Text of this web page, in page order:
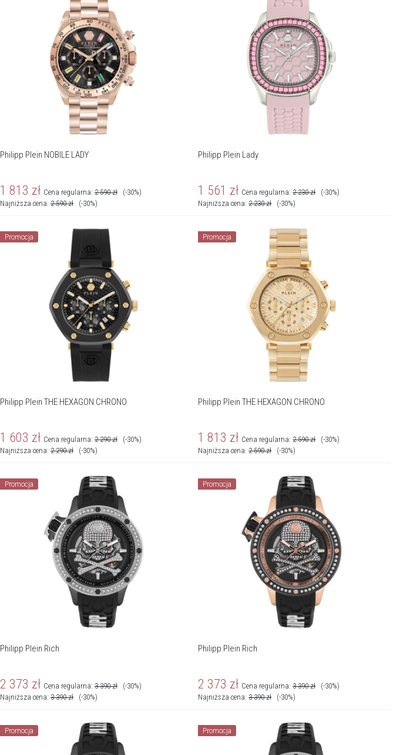
Philipp Plein NOBILE LADY
1 813 zł Cena regularna:2 590 zł
(-30%)
Najniższa cena:2 590 zł (-30%)
Philipp Plein Lady
1 561 zł Cena regularna:2 230 zł
(-30%)
Najniższa cena:2 230 zł (-30%)
Promocja
Philipp Plein THE HEXAGON CHRONO
1 603 zł Cena regularna:2 290 zł
(-30%)
Najniższa cena:2 290 zł (-30%)
Promocja
Philipp Plein THE HEXAGON CHRONO
1 813 zł Cena regularna:2 590 zł
(-30%)
Najniższa cena:2 590 zł (-30%)
Promocja
Philipp Plein Rich
2 373 zł Cena regularna:3 390 zł
(-30%)
Najniższa cena:3 390 zł (-30%)
Promocja
Philipp Plein Rich
2 373 zł Cena regularna:3 390 zł
(-30%)
Najniższa cena:3 390 zł (-30%)
Promocja Promocja